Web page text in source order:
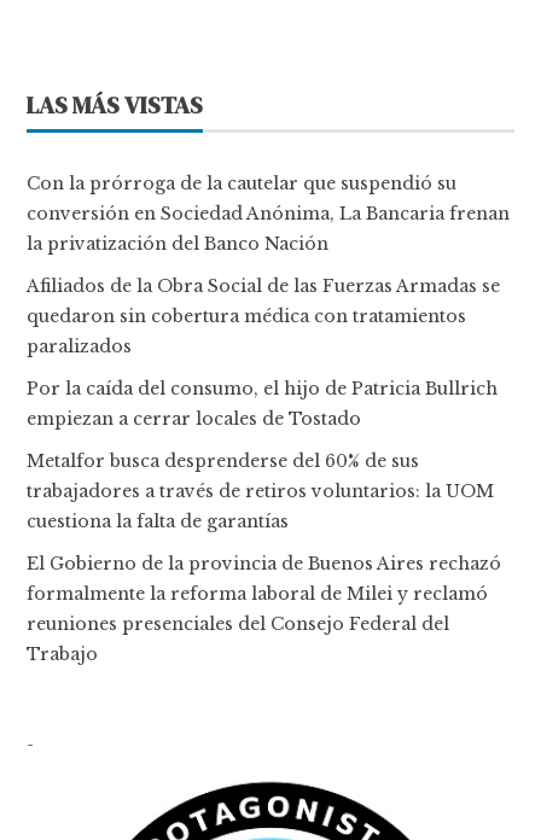
LAS MÁS VISTAS
Con la prórroga de la cautelar que suspendió su
conversión en Sociedad Anónima, La Bancaria frenan
la privatización del Banco Nación
Afiliados de la Obra Social de las Fuerzas Armadas se
quedaron sin cobertura médica con tratamientos
paralizados
Por la caída del consumo, el hijo de Patricia Bullrich
empiezan a cerrar locales de Tostado
Metalfor busca desprenderse del 60% de sus
trabajadores a través de retiros voluntarios: la UOM
cuestiona la falta de garantías
El Gobierno de la provincia de Buenos Aires rechazó
formalmente la reforma laboral de Milei y reclamó
reuniones presenciales del Consejo Federal del
Trabajo
-